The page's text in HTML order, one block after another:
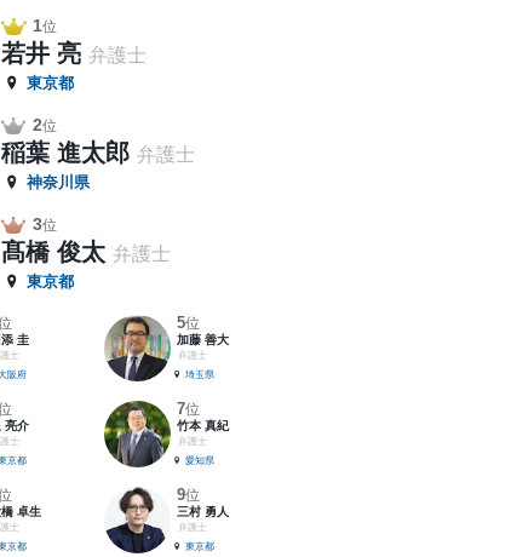
1位
若井 亮 弁護士
東京都
2位
稲葉 進太郎 弁護士
神奈川県
3位
髙橋 俊太 弁護士
東京都
添 圭
士
阪府
5位
加藤 善大
弁護士
埼玉県
亮介
士
京都
7位
竹本 真紀
弁護士
愛知県
卓生
士
京都
9位
三村 勇人
弁護士
東京都